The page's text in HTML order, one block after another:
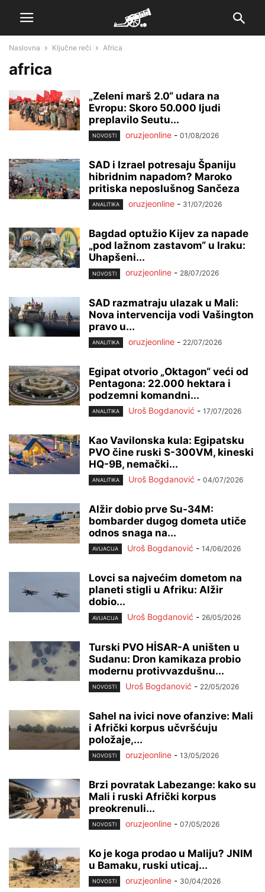
Naslovna Ključne reči Africa
africa
„Zeleni marš 2.0“ udara na
Evropu: Skoro 50.000 ljudi
preplavilo Seutu...
NOVOSTI oruzjeonline - 01/08/2026
SAD i Izrael potresaju Španiju
hibridnim napadom? Maroko
pritiska neposlušnog Sančeza
ANALITIKA oruzjeonline - 31/07/2026
Bagdad optužio Kijev za napade
„pod lažnom zastavom“ u Iraku:
Uhapšeni...
NOVOSTI oruzjeonline - 28/07/2026
SAD razmatraju ulazak u Mali:
Nova intervencija vodi Vašington
pravo u...
ANALITIKA oruzjeonline - 22/07/2026
Egipat otvorio „Oktagon“ veći od
Pentagona: 22.000 hektara i
podzemni komandni...
ANALITIKA Uroš Bogdanović - 17/07/2026
Kao Vavilonska kula: Egipatsku
PVO čine ruski S-300VM, kineski
HQ-9B, nemački...
ANALITIKA Uroš Bogdanović - 04/07/2026
Alžir dobio prve Su-34M:
bombarder dugog dometa utiče
odnos snaga na...
AVIJACIJA Uroš Bogdanović - 14/06/2026
Lovci sa najvećim dometom na
planeti stigli u Afriku: Alžir
dobio...
AVIJACIJA Uroš Bogdanović - 26/05/2026
Turski PVO HİSAR-A uništen u
Sudanu: Dron kamikaza probio
modernu protivvazdušnu...
NOVOSTI Uroš Bogdanović - 22/05/2026
Sahel na ivici nove ofanzive: Mali
i Afrički korpus učvršćuju
položaje,...
NOVOSTI oruzjeonline - 13/05/2026
Brzi povratak Labezange: kako su
Mali i ruski Afrički korpus
preokrenuli...
NOVOSTI oruzjeonline - 07/05/2026
Ko je koga prodao u Maliju? JNIM
u Bamaku, ruski uticaj...
NOVOSTI oruzjeonline - 30/04/2026